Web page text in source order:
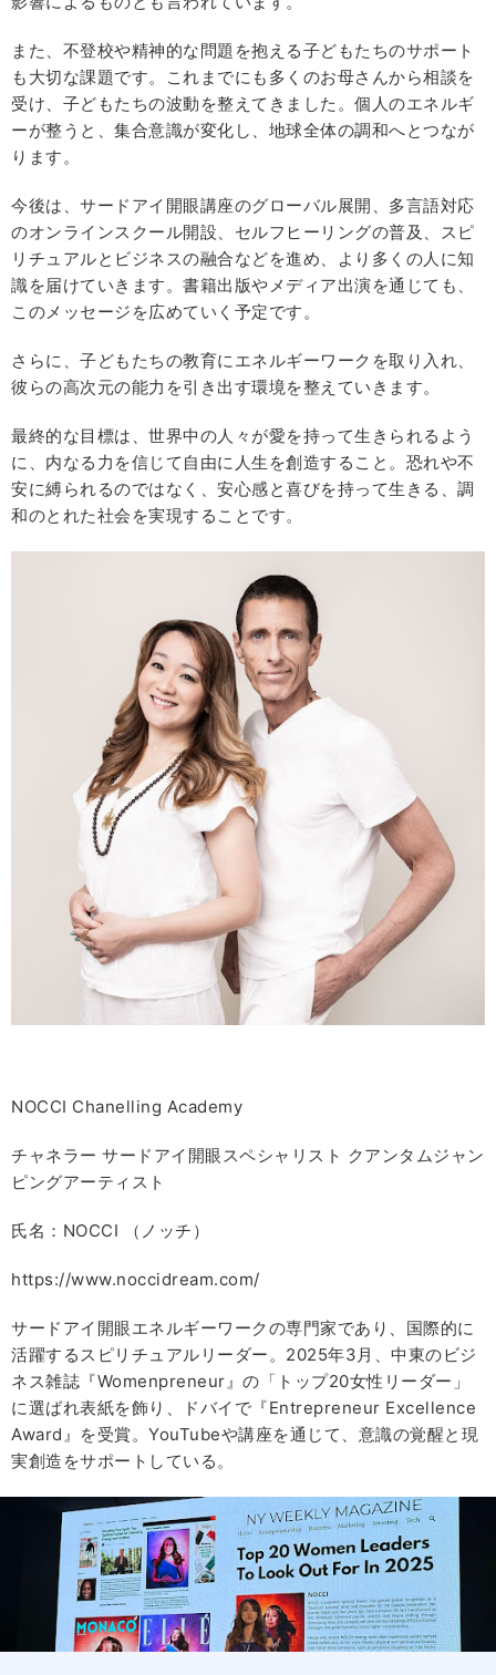
また、不登校や精神的な問題を抱える子どもたちのサポート
も大切な課題です。これまでにも多くのお母さんから相談を
受け、子どもたちの波動を整えてきました。個人のエネルギ
ーが整うと、集合意識が変化し、地球全体の調和へとつなが
ります。
今後は、サードアイ開眼講座のグローバル展開、多言語対応
のオンラインスクール開設、セルフヒーリングの普及、スピ
リチュアルとビジネスの融合などを進め、より多くの人に知
識を届けていきます。書籍出版やメディア出演を通じても、
このメッセージを広めていく予定です。
さらに、子どもたちの教育にエネルギーワークを取り入れ、
彼らの高次元の能力を引き出す環境を整えていきます。
最終的な目標は、世界中の人々が愛を持って生きられるよう
に、内なる力を信じて自由に人生を創造すること。恐れや不
安に縛られるのではなく、安心感と喜びを持って生きる、調
和のとれた社会を実現することです。
NOCCI Chanelling Academy
チャネラー サードアイ開眼スペシャリスト クアンタムジャン
ピングアーティスト
氏名：NOCCI （ノッチ）
https://www.noccidream.com/
サードアイ開眼エネルギーワークの専門家であり、国際的に
活躍するスピリチュアルリーダー。2025年3月、中東のビジ
ネス雑誌『Womenpreneur』の「トップ20女性リーダー」
に選ばれ表紙を飾り、ドバイで『Entrepreneur Excellence
Award』を受賞。YouTubeや講座を通じて、意識の覚醒と現
実創造をサポートしている。